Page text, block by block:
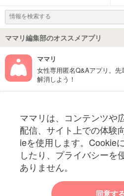
ママリ編集部のオススメアプリ
ママリ
女性専用匿名Q&Aアプリ。
解消しよう！
ママリは、コンテンツや
配信、サイト上での体験
ieを使用します。Cookie
したり、プライバシーを
ありません。
同意す
妊娠〜子育て中のお役
ママリからのお知らせ